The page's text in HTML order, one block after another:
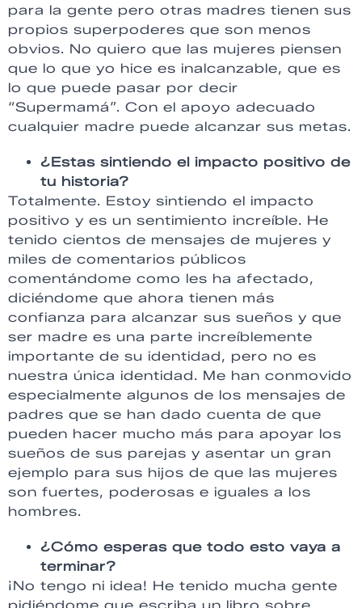
para la gente pero otras madres tienen sus
propios superpoderes que son menos
obvios. No quiero que las mujeres piensen
que lo que yo hice es inalcanzable, que es
lo que puede pasar por decir
“Supermamá”. Con el apoyo adecuado
cualquier madre puede alcanzar sus metas.
¿Estas sintiendo el impacto positivo de
tu historia?
Totalmente. Estoy sintiendo el impacto
positivo y es un sentimiento increíble. He
tenido cientos de mensajes de mujeres y
miles de comentarios públicos
comentándome como les ha afectado,
diciéndome que ahora tienen más
confianza para alcanzar sus sueños y que
ser madre es una parte increíblemente
importante de su identidad, pero no es
nuestra única identidad. Me han conmovido
especialmente algunos de los mensajes de
padres que se han dado cuenta de que
pueden hacer mucho más para apoyar los
sueños de sus parejas y asentar un gran
ejemplo para sus hijos de que las mujeres
son fuertes, poderosas e iguales a los
hombres.
¿Cómo esperas que todo esto vaya a
terminar?
¡No tengo ni idea! He tenido mucha gente